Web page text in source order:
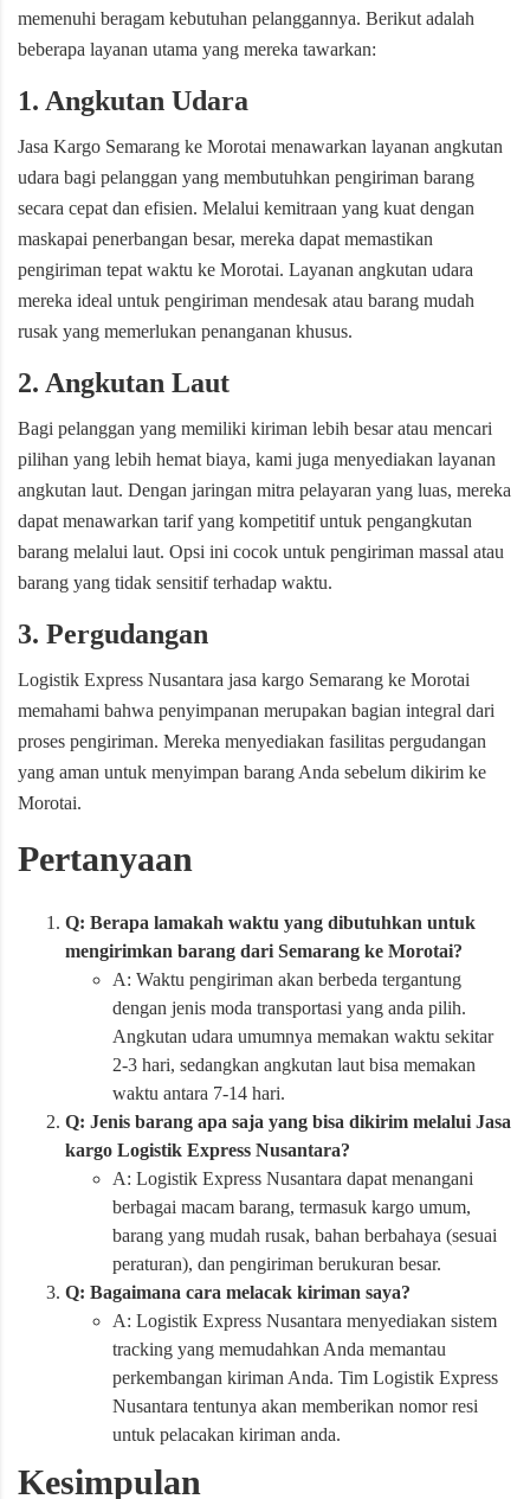
memenuhi beragam kebutuhan pelanggannya. Berikut adalah
beberapa layanan utama yang mereka tawarkan:
1. Angkutan Udara
Jasa Kargo Semarang ke Morotai menawarkan layanan angkutan
udara bagi pelanggan yang membutuhkan pengiriman barang
secara cepat dan efisien. Melalui kemitraan yang kuat dengan
maskapai penerbangan besar, mereka dapat memastikan
pengiriman tepat waktu ke Morotai. Layanan angkutan udara
mereka ideal untuk pengiriman mendesak atau barang mudah
rusak yang memerlukan penanganan khusus.
2. Angkutan Laut
Bagi pelanggan yang memiliki kiriman lebih besar atau mencari
pilihan yang lebih hemat biaya, kami juga menyediakan layanan
angkutan laut. Dengan jaringan mitra pelayaran yang luas, mereka
dapat menawarkan tarif yang kompetitif untuk pengangkutan
barang melalui laut. Opsi ini cocok untuk pengiriman massal atau
barang yang tidak sensitif terhadap waktu.
3. Pergudangan
Logistik Express Nusantara jasa kargo Semarang ke Morotai
memahami bahwa penyimpanan merupakan bagian integral dari
proses pengiriman. Mereka menyediakan fasilitas pergudangan
yang aman untuk menyimpan barang Anda sebelum dikirim ke
Morotai.
Pertanyaan
Q: Berapa lamakah waktu yang dibutuhkan untuk
mengirimkan barang dari Semarang ke Morotai?
A: Waktu pengiriman akan berbeda tergantung
dengan jenis moda transportasi yang anda pilih.
Angkutan udara umumnya memakan waktu sekitar
2-3 hari, sedangkan angkutan laut bisa memakan
waktu antara 7-14 hari.
Q: Jenis barang apa saja yang bisa dikirim melalui Jasa
kargo Logistik Express Nusantara?
A: Logistik Express Nusantara dapat menangani
berbagai macam barang, termasuk kargo umum,
barang yang mudah rusak, bahan berbahaya (sesuai
peraturan), dan pengiriman berukuran besar.
Q: Bagaimana cara melacak kiriman saya?
A: Logistik Express Nusantara menyediakan sistem
tracking yang memudahkan Anda memantau
perkembangan kiriman Anda. Tim Logistik Express
Nusantara tentunya akan memberikan nomor resi
untuk pelacakan kiriman anda.
Kesimpulan